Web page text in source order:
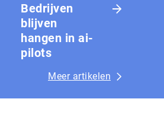
Bedrijven
blijven
hangen in ai-
pilots
Meer artikelen